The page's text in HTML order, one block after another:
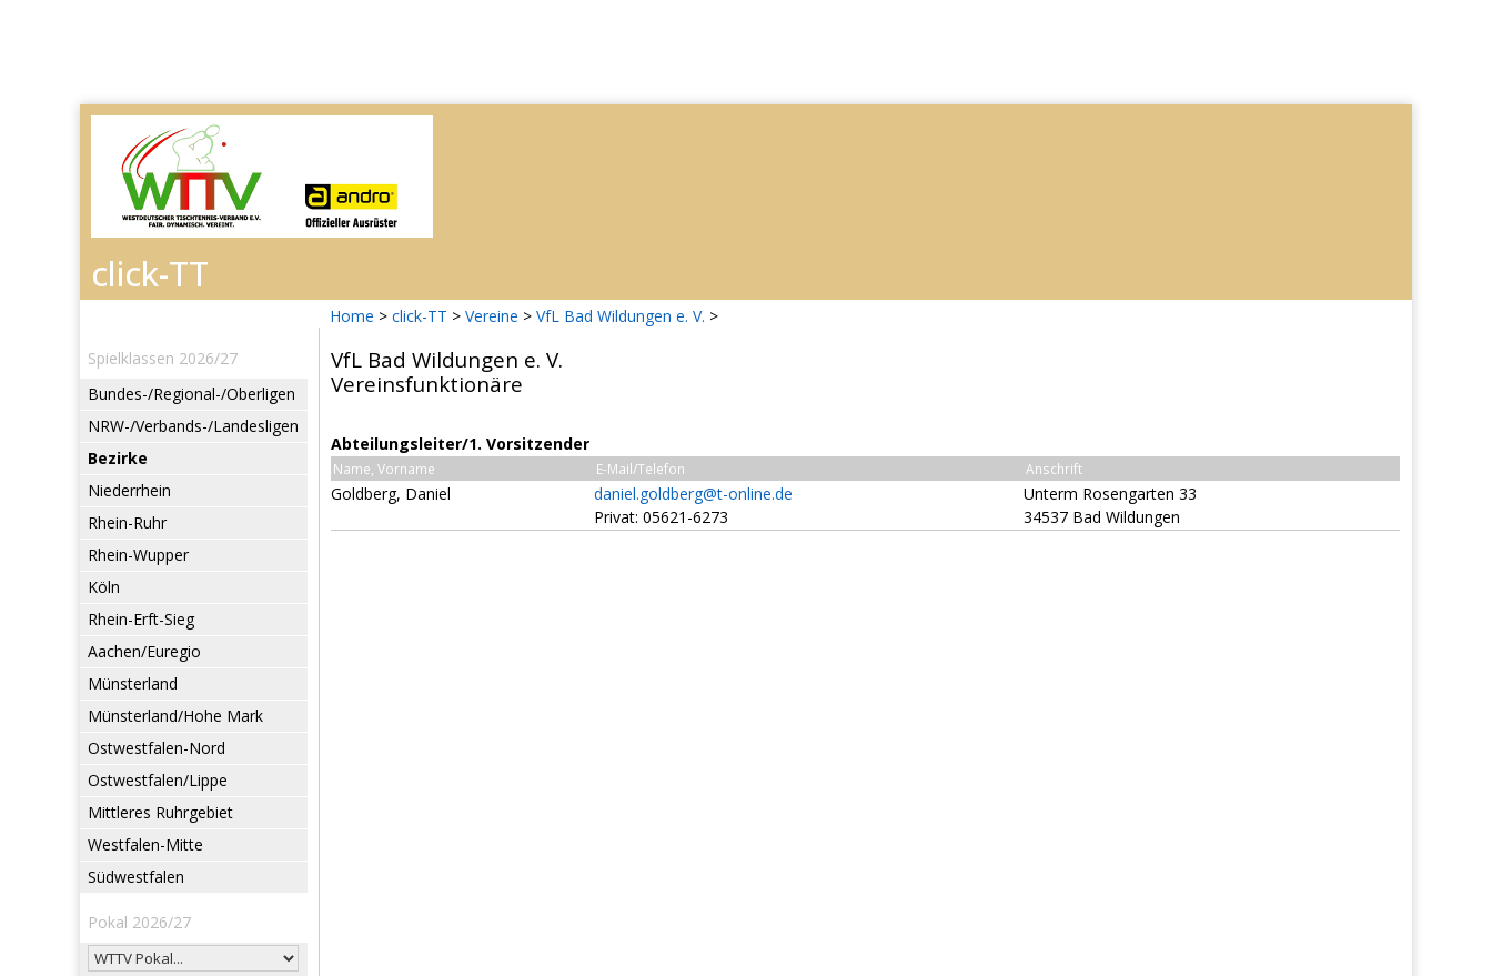
Home > click-TT > Vereine > VfL Bad Wildungen e. V. >
Spielklassen 2026/27
Bundes-/Regional-/Oberligen
NRW-/Verbands-/Landesligen
Bezirke
Niederrhein
Rhein-Ruhr
Rhein-Wupper
Köln
Rhein-Erft-Sieg
Aachen/Euregio
Münsterland
Münsterland/Hohe Mark
Ostwestfalen-Nord
Ostwestfalen/Lippe
Mittleres Ruhrgebiet
Westfalen-Mitte
Südwestfalen
Pokal 2026/27
VfL Bad Wildungen e. V.
Vereinsfunktionäre
Abteilungsleiter/1. Vorsitzender
Name, Vorname E-Mail/Telefon Anschrift
Goldberg, Daniel
daniel.goldberg@t-online.de
Privat: 05621-6273
Unterm Rosengarten 33
34537 Bad Wildungen